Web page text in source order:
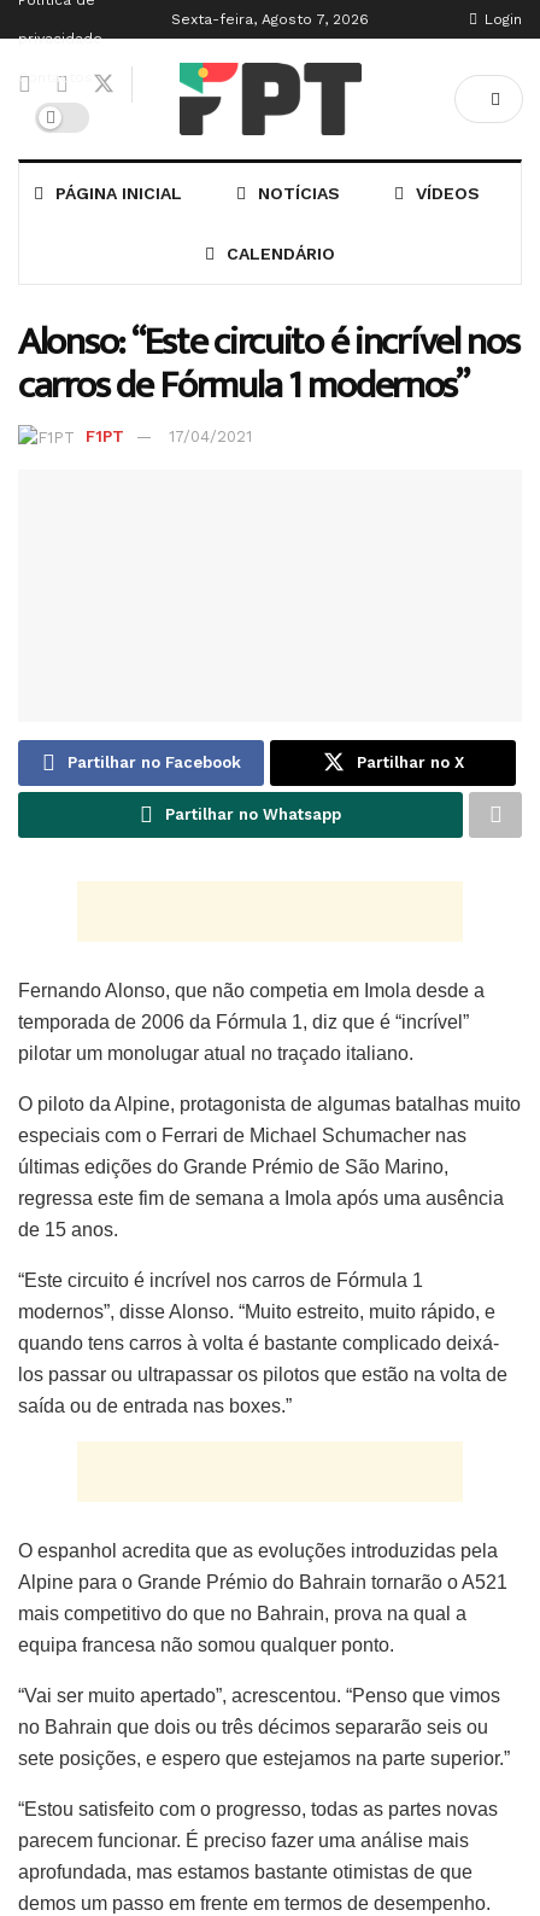
privacidade
Contactos
Sexta-feira, Agosto 7, 2026 Login
PÁGINA INICIAL NOTÍCIAS VÍDEOS
CALENDÁRIO
Alonso: “Este circuito é incrível nos
carros de Fórmula 1 modernos”
F1PT 17/04/2021
Partilhar no Facebook Partilhar no X
Partilhar no Whatsapp
Fernando Alonso, que não competia em Imola desde a
temporada de 2006 da Fórmula 1, diz que é “incrível”
pilotar um monolugar atual no traçado italiano.
O piloto da Alpine, protagonista de algumas batalhas muito
especiais com o Ferrari de Michael Schumacher nas
últimas edições do Grande Prémio de São Marino,
regressa este fim de semana a Imola após uma ausência
de 15 anos.
“Este circuito é incrível nos carros de Fórmula 1
modernos”, disse Alonso. “Muito estreito, muito rápido, e
quando tens carros à volta é bastante complicado deixá-
los passar ou ultrapassar os pilotos que estão na volta de
saída ou de entrada nas boxes.”
O espanhol acredita que as evoluções introduzidas pela
Alpine para o Grande Prémio do Bahrain tornarão o A521
mais competitivo do que no Bahrain, prova na qual a
equipa francesa não somou qualquer ponto.
“Vai ser muito apertado”, acrescentou. “Penso que vimos
no Bahrain que dois ou três décimos separarão seis ou
sete posições, e espero que estejamos na parte superior.”
“Estou satisfeito com o progresso, todas as partes novas
parecem funcionar. É preciso fazer uma análise mais
aprofundada, mas estamos bastante otimistas de que
demos um passo em frente em termos de desempenho.